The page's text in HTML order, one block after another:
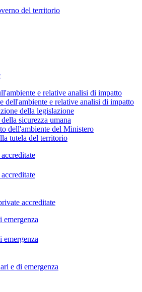
del territorio
e relative analisi di impatto
dell'ambiente e relative analisi di impatto
della legislazione
sicurezza umana
dell'ambiente del Ministero
tutela del territorio
accreditate
emergenza
emergenza
e di emergenza